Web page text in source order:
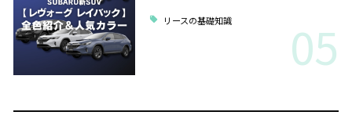
リースの基礎知識 05